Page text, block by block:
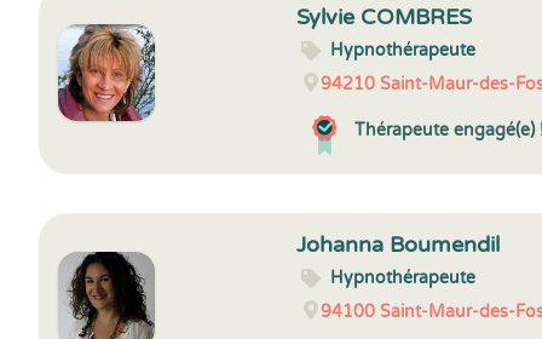
Sylvie COMBRES
Hypnothérapeute
94210 Saint-Maur-des-
Thérapeute engagé(e)
Johanna Boumendil
Hypnothérapeute
94100 Saint-Maur-des-